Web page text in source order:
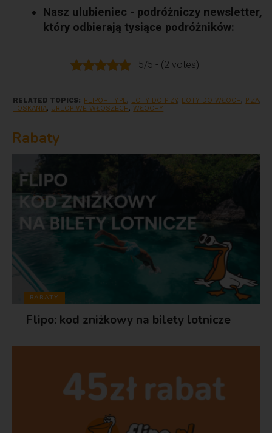
Nasz ulubieniec - podróżniczy newsletter,
który odbierają tysiące podróżników:
5/5 - (2 votes)
RELATED TOPICS: FLIPOHITY.PL, LOTY DO PIZY, LOTY DO WŁOCH , PIZA,
TOSKANIA, URLOP WE WŁOSZECH ,WŁOCHY
Rabaty
RABATY
Flipo: kod zniżkowy na bilety lotnicze